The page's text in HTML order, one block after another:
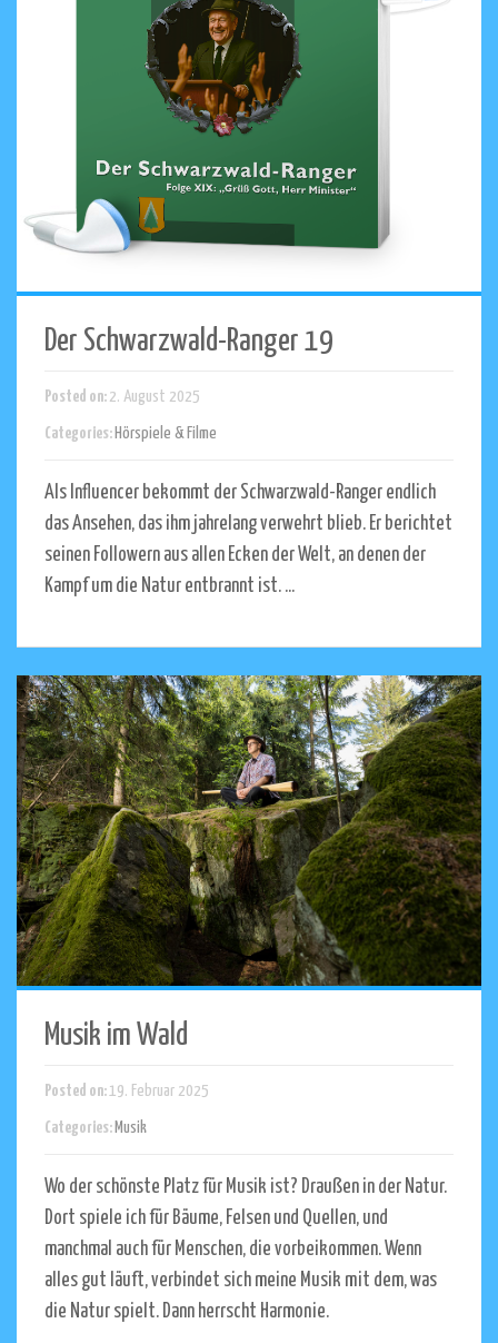
Der Schwarzwald-Ranger 19
Posted on: 2. August 2025
Categories: Hörspiele & Filme
Als Influencer bekommt der Schwarzwald-Ranger endlich
das Ansehen, das ihm jahrelang verwehrt blieb. Er berichtet
seinen Followern aus allen Ecken der Welt, an denen der
Kampf um die Natur entbrannt ist. ...
Musik im Wald
Posted on: 19. Februar 2025
Categories: Musik
Wo der schönste Platz für Musik ist? Draußen in der Natur.
Dort spiele ich für Bäume, Felsen und Quellen, und
manchmal auch für Menschen, die vorbeikommen. Wenn
alles gut läuft, verbindet sich meine Musik mit dem, was
die Natur spielt. Dann herrscht Harmonie.